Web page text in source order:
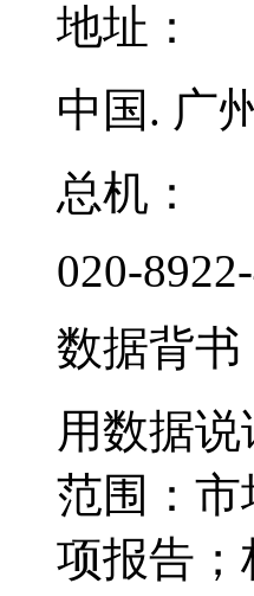
地址：
中国. 广
总机：
020-
数据背书
用数据
范围：
项报告